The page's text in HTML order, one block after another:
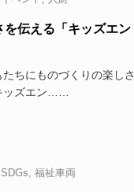
を伝える「キッズエン
ちにものづくりの楽しさ
ッズエン……
SDGs ,福祉車両